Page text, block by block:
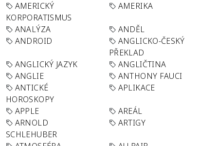
AMERICKÝ
KORPORATISMUS
AMERIKA
ANALÝZA
ANDĚL
ANDROID
ANGLICKO-ČESKÝ
PŘEKLAD
ANGLICKÝ JAZYK
ANGLIČTINA
ANGLIE
ANTHONY FAUCI
ANTICKÉ
HOROSKOPY
APLIKACE
APPLE
AREÁL
ARNOLD
SCHLEHUBER
ARTIGY